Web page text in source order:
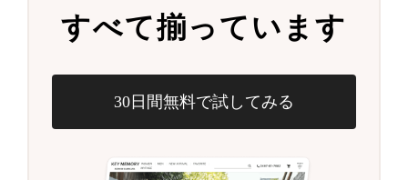
すべて揃っています
30日間無料で試してみる